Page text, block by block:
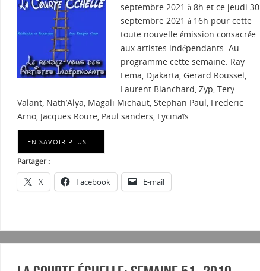
septembre 2021 à 8h et ce jeudi 30
septembre 2021 à 16h pour cette
toute nouvelle émission consacrée
aux artistes indépendants. Au
programme cette semaine: Ray
Lema, Djakarta, Gerard Roussel,
Laurent Blanchard, Zyp, Tery
Valant, Nath’Alya, Magali Michaut, Stephan Paul, Frederic
Arno, Jacques Roure, Paul sanders, Lycinaïs…
EN SAVOIR PLUS …
Partager :
X Facebook E-mail